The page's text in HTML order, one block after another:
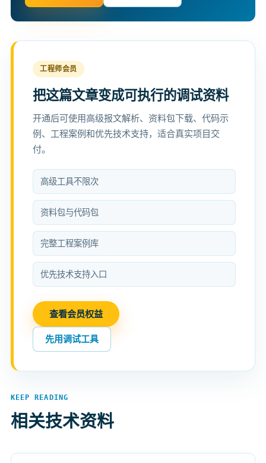
工程师会员
把这篇文章变成可执行的调试资料
开通后可使用高级报文解析、资料包下载、代码示
例、工程案例和优先技术支持，适合真实项目交
付。
高级工具不限次
资料包与代码包
完整工程案例库
优先技术支持入口
查看会员权益
先用调试工具
KEEP READING
相关技术资料